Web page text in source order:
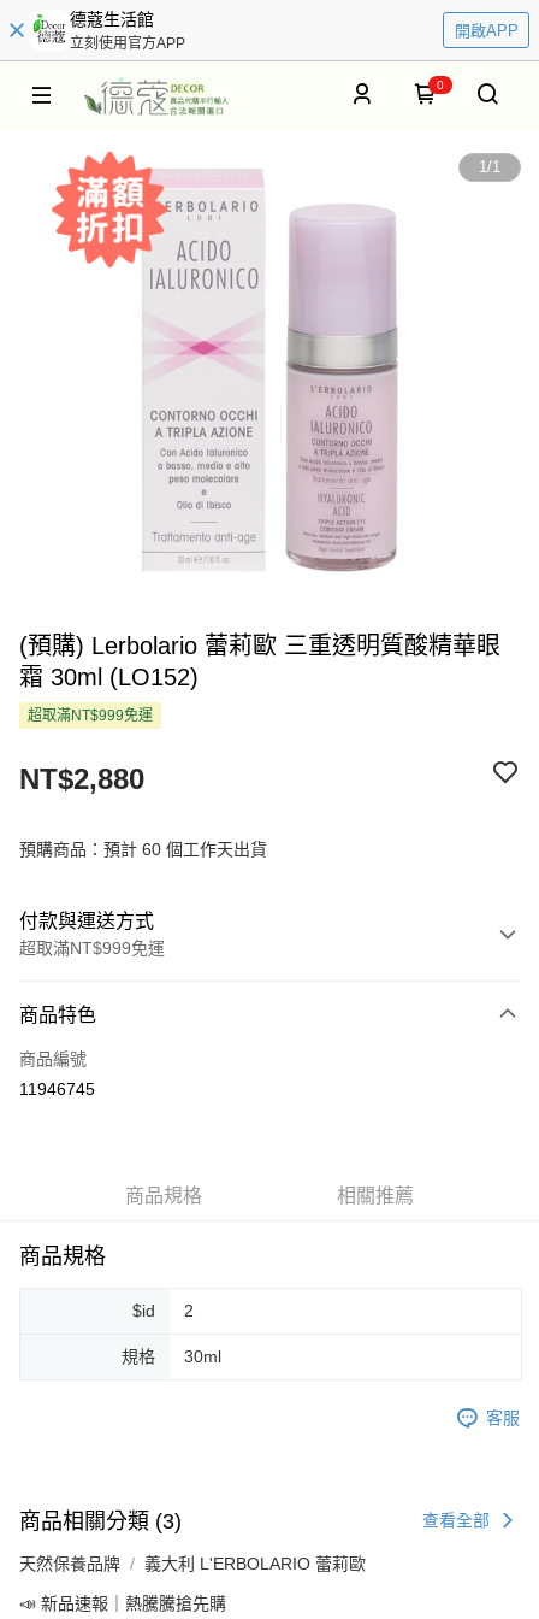
德蔻生活館
立刻使用官方APP
開啟APP
0
1/1
(預購) Lerbolario 蕾莉歐 三重透明質酸精華眼
霜 30ml (LO152)
超取滿NT$999免運
NT$2,880
預購商品：預計 60 個工作天出貨
付款與運送方式
超取滿NT$999免運
信用卡一次付款
超商取貨付款
悠遊付
全家純取貨 (先付款
7-11取貨付款
商品特色
商品編號
11946745
商品規格 相關推薦
商品規格
$id 2
規格 30ml
客服
商品相關分類 (3) 查看全部
天然保養品牌 義大利 L'ERBOLARIO 蕾莉歐
📣 新品速報｜熱騰騰搶先購